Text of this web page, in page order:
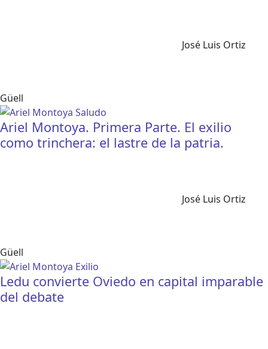
José Luis Ortiz
Güell
Ariel Montoya. Primera Parte. El exilio
como trinchera: el lastre de la patria.
José Luis Ortiz
Güell
Ledu convierte Oviedo en capital imparable
del debate